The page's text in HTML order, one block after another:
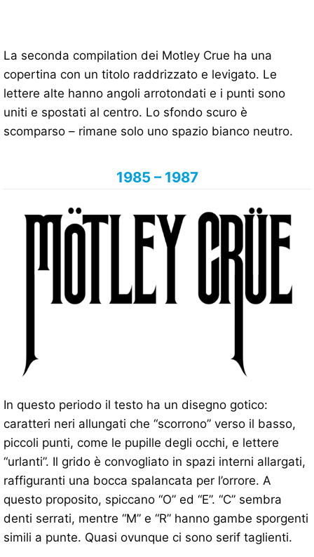
La seconda compilation dei Motley Crue ha una
copertina con un titolo raddrizzato e levigato. Le
lettere alte hanno angoli arrotondati e i punti sono
uniti e spostati al centro. Lo sfondo scuro è
scomparso – rimane solo uno spazio bianco neutro.
1985 – 1987
In questo periodo il testo ha un disegno gotico:
caratteri neri allungati che “scorrono” verso il basso,
piccoli punti, come le pupille degli occhi, e lettere
“urlanti”. Il grido è convogliato in spazi interni allargati,
raffiguranti una bocca spalancata per l’orrore. A
questo proposito, spiccano “O” ed “E”. “C” sembra
denti serrati, mentre “M” e “R” hanno gambe sporgenti
simili a punte. Quasi ovunque ci sono serif taglienti.